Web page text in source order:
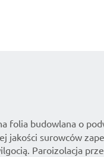
folia budowlana o
jakości surowców
Paroizolacja